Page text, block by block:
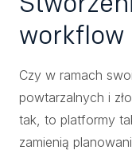
workflow
Czy w ramach
powtarzalnych i
tak, to platformy
zamienią